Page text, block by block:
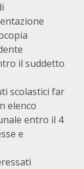
il suddetto
scolastici far
elenco
entro il 4
e